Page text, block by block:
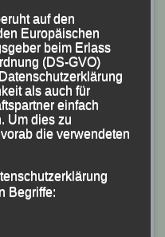
Fruhmann und
Bronzemedaille.
Sechste, Maxim
Stephan Fruhmann
und Jonas Storch
für Deutsche
Lea Gahbauer
erstmals bei
Bayerischen
auf den
Europäischen
beim Erlass
(DS-GVO)
als auch für
einfach
Um dies zu
die verwendeten
Begriffe: